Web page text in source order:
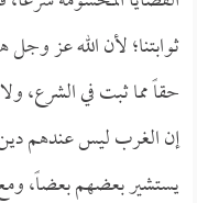
ثوابتنا؛ لأن الله عز
حقاً مما ثبت في الشرع،
إن الغرب ليس عندهم
يستشير بعضهم بعضاً، ومع